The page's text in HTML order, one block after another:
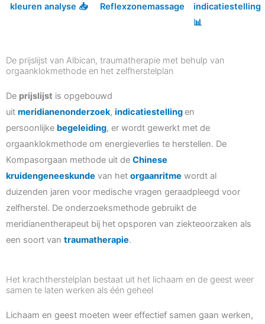
kleuren analyse 📥
Reflexzonemassage
indicatiestelling
📊
De prijslijst van Albican, traumatherapie met behulp van
orgaanklokmethode en het zelfherstelplan
De prijslijst is opgebouwd
uit meridianenonderzoek, indicatiestellingen
persoonlijke begeleiding, er wordt gewerkt met de
orgaanklokmethode om energieverlies te herstellen. De
Kompasorgaan methode uit de Chinese
kruidengeneeskunde van het orgaanritme wordt al
duizenden jaren voor medische vragen geraadpleegd voor
zelfherstel. De onderzoeksmethode gebruikt de
meridianentherapeut bij het opsporen van ziekteoorzaken als
een soort van traumatherapie.
Het krachtherstelplan bestaat uit het lichaam en de geest weer
samen te laten werken als één geheel
Lichaam en geest moeten weer effectief samen gaan werken,